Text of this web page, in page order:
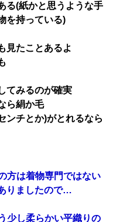
る(紙かと思うような手
を持っている)
見たことあるよ
てみるのが確実
ら絹か毛
ンチとか)がとれるなら
方は着物専門ではない
りましたので…
少し柔らかい平織りの